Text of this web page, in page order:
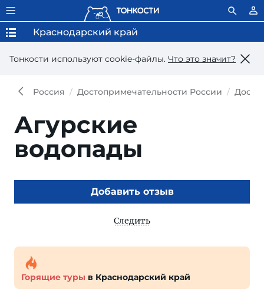
Тонкости используют сookie-файлы. Что это значит?
Краснодарский край
Россия Достопримечательности России
Агурские
водопады
Добавить отзыв
Следить
Горящие туры в Краснодарский край